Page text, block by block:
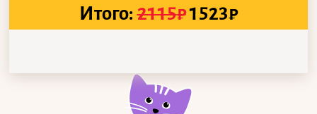
Итого: 2115₽1523₽